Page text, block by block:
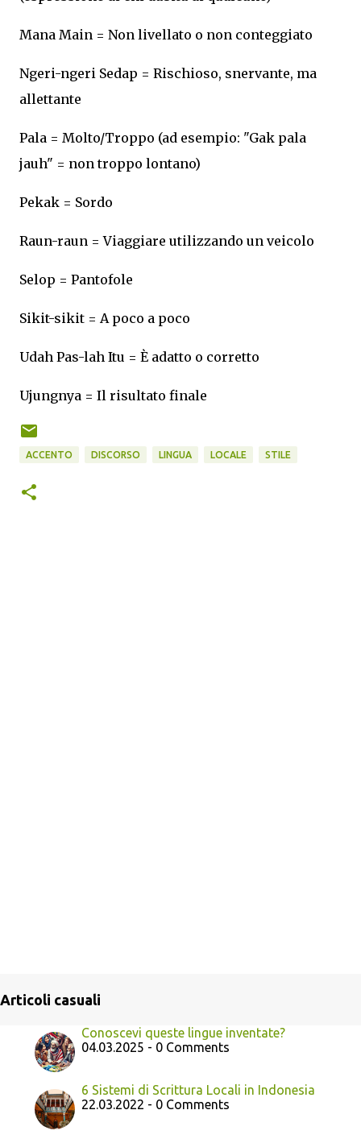
Mana Main = Non livellato o non conteggiato
Ngeri-ngeri Sedap = Rischioso, snervante, ma
allettante
Pala = Molto/Troppo (ad esempio: "Gak pala
jauh" = non troppo lontano)
Pekak = Sordo
Raun-raun = Viaggiare utilizzando un veicolo
Selop = Pantofole
Sikit-sikit = A poco a poco
Udah Pas-lah Itu = È adatto o corretto
Ujungnya = Il risultato finale
ACCENTO DISCORSO LINGUA LOCALE STILE
Articoli casuali
Conoscevi queste lingue inventate?
04.03.2025 - 0 Comments
6 Sistemi di Scrittura Locali in Indonesia
22.03.2022 - 0 Comments